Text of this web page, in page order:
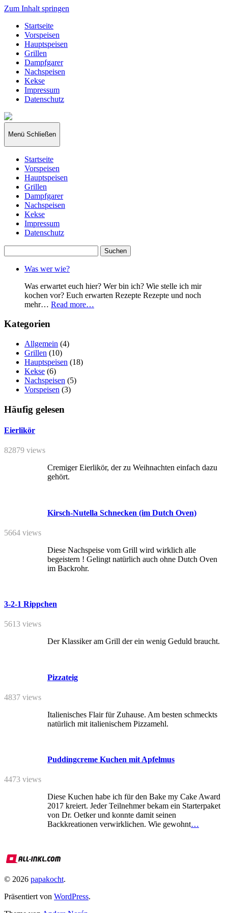
Zum Inhalt springen
Startseite
Vorspeisen
Hauptspeisen
Grillen
Dampfgarer
Nachspeisen
Kekse
Impressum
Datenschutz
papakocht
Menü Schließen
Startseite
Vorspeisen
Hauptspeisen
Grillen
Dampfgarer
Nachspeisen
Kekse
Impressum
Datenschutz
nach:
Was wer wie?
Was erwartet euch hier? Wer bin ich? Wie stelle ich mir
kochen vor? Euch erwarten Rezepte Rezepte und noch
mehr… Read more…
Kategorien
Allgemein (4)
Grillen (10)
Hauptspeisen (18)
Kekse (6)
Nachspeisen (5)
Vorspeisen (3)
Häufig gelesen
Eierlikör
82879 views
Cremiger Eierlikör, der zu Weihnachten einfach dazu
gehört.
Kirsch-Nutella Schnecken (im Dutch Oven)
5664 views
Diese Nachspeise vom Grill wird wirklich alle
begeistern ! Gelingt natürlich auch ohne Dutch Oven
im Backrohr.
3-2-1 Rippchen
5613 views
Der Klassiker am Grill der ein wenig Geduld braucht.
Pizzateig
4837 views
Italienisches Flair für Zuhause. Am besten schmeckts
natürlich mit italienischem Pizzamehl.
Puddingcreme Kuchen mit Apfelmus
4473 views
Diese Kuchen habe ich für den Bake my Cake Award
2017 kreiert. Jeder Teilnehmer bekam ein Starterpaket
von Dr. Oetker und konnte damit seinen
Backkreationen verwirklichen. Wie gewohnt…
© 2026 papakocht.
Präsentiert von WordPress.